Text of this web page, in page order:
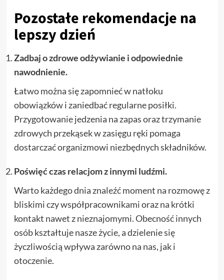
Pozostałe rekomendacje na
lepszy dzień
Zadbaj o zdrowe odżywianie i odpowiednie
nawodnienie.
Łatwo można się zapomnieć w natłoku
obowiązków i zaniedbać regularne posiłki.
Przygotowanie jedzenia na zapas oraz trzymanie
zdrowych przekąsek w zasięgu ręki pomaga
dostarczać organizmowi niezbędnych składników.
Poświęć czas relacjom z innymi ludźmi.
Warto każdego dnia znaleźć moment na rozmowę z
bliskimi czy współpracownikami oraz na krótki
kontakt nawet z nieznajomymi. Obecność innych
osób kształtuje nasze życie, a dzielenie się
życzliwością wpływa zarówno na nas, jak i
otoczenie.